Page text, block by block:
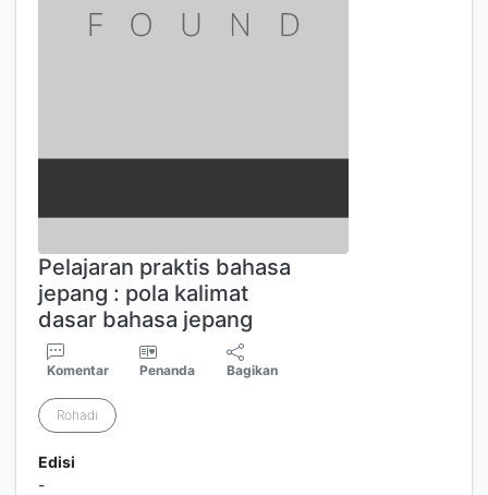
Pelajaran praktis bahasa
jepang : pola kalimat
dasar bahasa jepang
Komentar Penanda Bagikan
Rohadi
Edisi
-